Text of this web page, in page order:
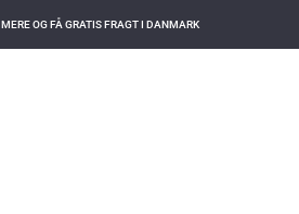
MERE OG FÅ GRATIS FRAGT I DANMARK